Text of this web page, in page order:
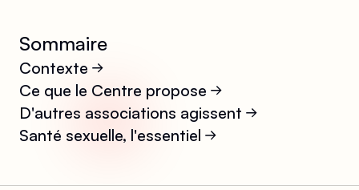
Sommaire
Contexte
Ce que le Centre propose
D'autres associations agissent
Santé sexuelle, l'essentiel